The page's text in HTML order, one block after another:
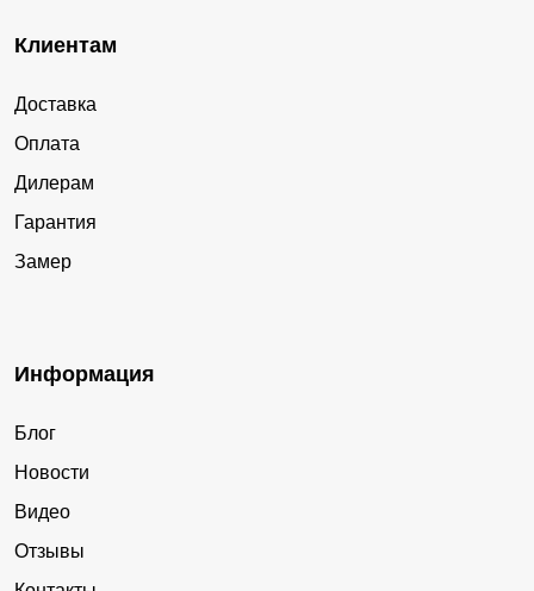
Клиентам
Доставка
Оплата
Дилерам
Гарантия
Замер
Информация
Блог
Новости
Видео
Отзывы